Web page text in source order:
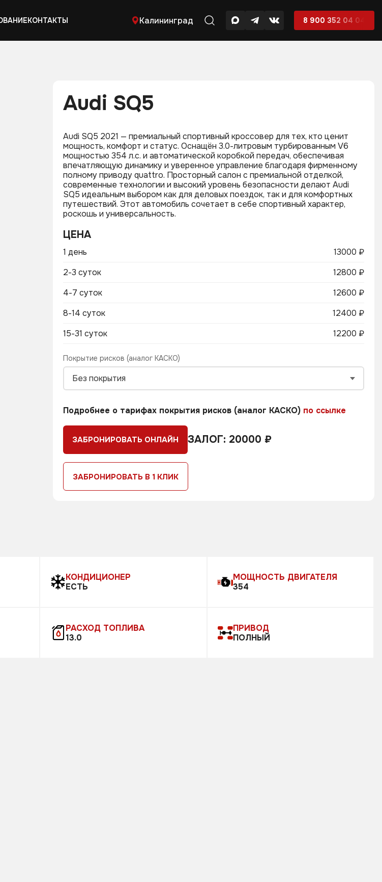
КОНТАКТЫ Калининград 8 900 352 04 04
Audi SQ5
Audi SQ5 2021 — премиальный спортивный кроссовер для тех, кто ценит
мощность, комфорт и статус. Оснащён 3.0-литровым турбированным V6
мощностью 354 л.с. и автоматической коробкой передач, обеспечивая
впечатляющую динамику и уверенное управление благодаря фирменному
полному приводу quattro. Просторный салон с премиальной отделкой,
современные технологии и высокий уровень безопасности делают Audi
SQ5 идеальным выбором как для деловых поездок, так и для комфортных
путешествий. Этот автомобиль сочетает в себе спортивный характер,
роскошь и универсальность.
ЦЕНА
1 день
13000 ₽
2-3 суток
12800 ₽
4-7 суток
12600 ₽
8-14 суток
12400 ₽
15-31 суток
12200 ₽
Покрытие рисков (аналог КАСКО)
Без покрытия
Подробнее о тарифах покрытия рисков (аналог КАСКО) по ссылке
ЗАБРОНИРОВАТЬ ОНЛАЙН ЗАЛОГ: 20000 ₽
ЗАБРОНИРОВАТЬ В 1 КЛИК
КОНДИЦИОНЕР
ЕСТЬ
МОЩНОСТЬ ДВИГАТЕЛЯ
354
РАСХОД ТОПЛИВА
13.0
ПРИВОД
ПОЛНЫЙ